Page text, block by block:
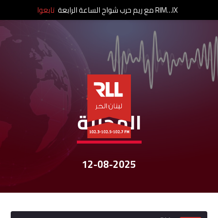
نشرات الأخبار
المحلية
12-08-2025
RIM…IX مع ريم حرب شواح الساعة الرابعة تابعوا